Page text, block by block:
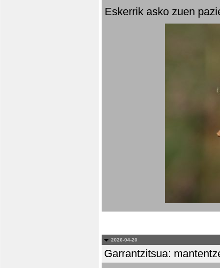
Eskerrik asko zuen
2026-04-20
Garrantzitsua: